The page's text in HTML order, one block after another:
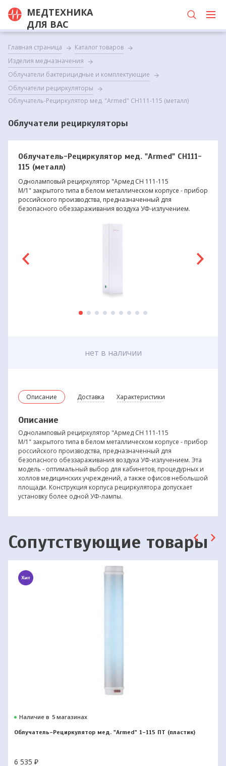
МЕДТЕХНИКА
ДЛЯ ВАС
Главная страница
Каталог товаров
Изделия медназначения
Облучатели бактерицидные и комплектующие
Облучатели рециркуляторы
Облучатель-Рециркулятор мед. "Armed" СН111-115 (металл)
Облучатели рециркуляторы
Облучатель-Рециркулятор мед. "Armed" СН111-
115 (металл)
Одноламповый рециркулятор "Армед СН 111-115
М/1" закрытого типа в белом металлическом корпусе - прибор
российского производства, предназначенный для
безопасного обеззараживания воздуха УФ-излучением.
Описание Доставка Характеристики
Описание
Одноламповый рециркулятор "Армед СН 111-115
М/1" закрытого типа в белом металлическом корпусе - прибор
российского производства, предназначенный для
безопасного обеззараживания воздуха УФ-излучением. Эта
модель - оптимальный выбор для кабинетов, процедурных и
холлов медицинских учреждений, а также офисов небольшой
площади. Конструкция корпуса рециркулятора допускает
установку более одной УФ-лампы.
нет в наличии
Сопутствующие товары
Наличие в 5 магазинах
Облучатель-Рециркулятор мед. "Armed" 1-115 ПТ (пластик)
6 535 ₽